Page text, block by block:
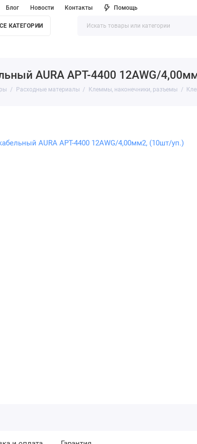
Блог Новости Контакты Помощь
КАТЕГОРИИ
AURA APT-4400 12AWG/
Расходные материалы Клеммы, наконечники, разъемы